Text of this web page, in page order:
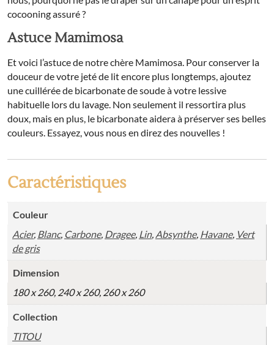
cocooning assuré ?
Astuce Mamimosa
Et voici l’astuce de notre chère Mamimosa. Pour conserver la
douceur de votre jeté de lit encore plus longtemps, ajoutez
une cuillérée de bicarbonate de soude à votre lessive
habituelle lors du lavage. Non seulement il ressortira plus
doux, mais en plus, le bicarbonate aidera à préserver ses belles
couleurs. Essayez, vous nous en direz des nouvelles !
Caractéristiques
Couleur
Acier, Blanc, Carbone, Dragee, Lin, Absynthe, Havane, Vert
de gris
Dimension
180 x 260, 240 x 260, 260 x 260
Collection
TITOU